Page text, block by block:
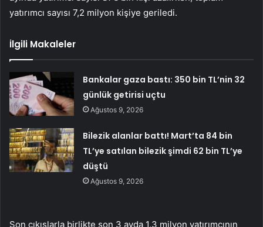
yatırımcı sayısı 7,2 milyon kişiye geriledi.
İlgili Makaleler
Bankalar gaza bastı: 350 bin TL’nin 32
günlük getirisi uçtu
Ağustos 9, 2026
Bilezik alanlar battı! Mart’ta 84 bin
TL’ye satılan bilezik şimdi 62 bin TL’ye
düştü
Ağustos 9, 2026
Son çıkışlarla birlikte son 3 ayda 1,3 milyon yatırımcının